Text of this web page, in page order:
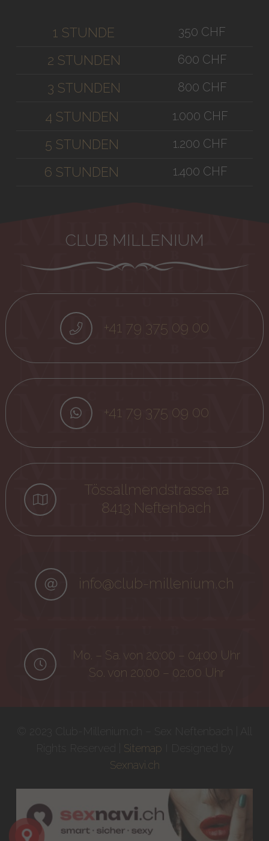
1 STUNDE 350 CHF
2 STUNDEN 600 CHF
3 STUNDEN 800 CHF
4 STUNDEN 1.000 CHF
5 STUNDEN 1.200 CHF
6 STUNDEN 1.400 CHF
CLUB MILLENIUM
+41 79 375 09 00
+41 79 375 09 00
Tössallmendstrasse 1a
8413 Neftenbach
info@club-millenium.ch
Mo. – Sa. von 20:00 – 04:00 Uhr
So. von 20:00 – 02:00 Uhr
Sitemap
Sexnavi.ch